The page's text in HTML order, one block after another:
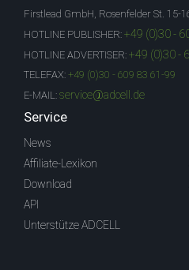
Firstlead GmbH, Rosenfelder St. 15-
HOTLINE PUBLISHER: +49 (0)30 -
HOTLINE ADVERTISER: +49 (0)30 -
TELEFAX: +49 (0)30 - 609 83 61-99
E-MAIL: service@adcell.de
Service
News
Affiliate-Lexikon
Download
API
Unterstütze ADCELL